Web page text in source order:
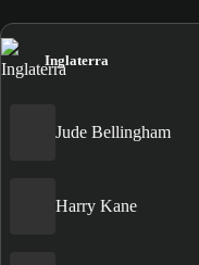
Inglaterra
Jude Bellingham
Harry Kane